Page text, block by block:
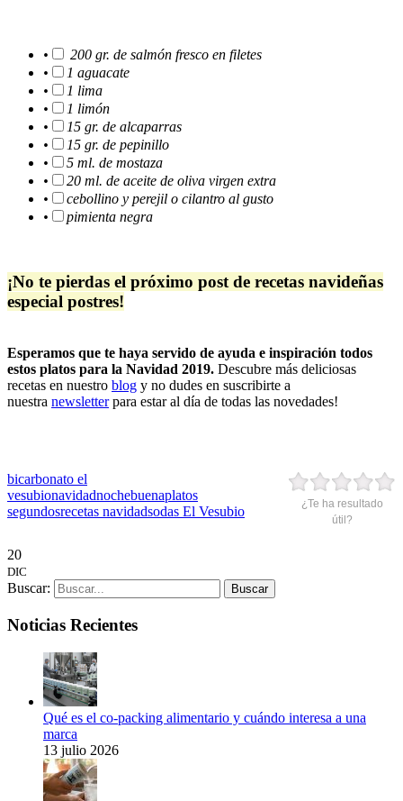
•
200 gr. de salmón fresco en filetes
•
1 aguacate
•
1 lima
•
1 limón
•
15 gr. de alcaparras
•
15 gr. de pepinillo
•
5 ml. de mostaza
•
20 ml. de aceite de oliva virgen extra
•
cebollino y perejil o cilantro al gusto
•
pimienta negra
¡No te pierdas el próximo post de recetas navideñas
especial postres!
Esperamos que te haya servido de ayuda e inspiración todos
estos platos para la Navidad 2019. Descubre más deliciosas
recetas en nuestro blog y no dudes en suscribirte a
nuestra newsletterpara estar al día de todas las novedades!
¿Te ha resultado
útil?
bicarbonato el
vesubionavidadnochebuenaplatos
segundosrecetas navidadsodas El Vesubio
20
DIC
Buscar:
Noticias Recientes
Qué es el co-packing alimentario y cuándo interesa a una
marca
13 julio 2026